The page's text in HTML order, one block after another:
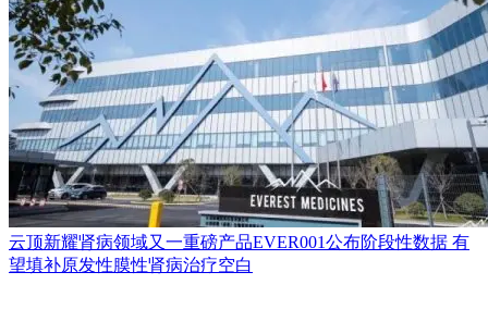
云顶新耀肾病领域又一重磅产品EVER001公布阶段性数据 有
望填补原发性膜性肾病治疗空白